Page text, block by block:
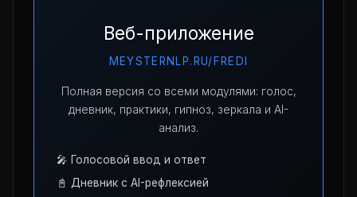
Веб-приложение
MEYSTERNLP.RU/FREDI
Полная версия со всеми модулями: голос,
дневник, практики, гипноз, зеркала и AI-
анализ.
🎤 Голосовой ввод и ответ
📓 Дневник с AI-рефлексией